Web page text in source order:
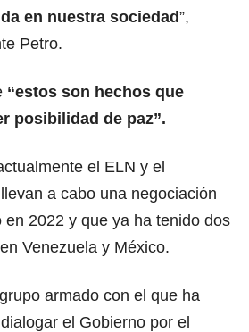
en nuestra sociedad”,
Petro.
“estos son hechos que
posibilidad de paz”.
el ELN y el
a cabo una negociación
2022 y que ya ha tenido dos
Venezuela y México.
armado con el que ha
el Gobierno por el